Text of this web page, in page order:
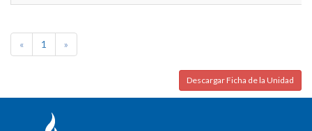
« 1 »
Descargar Ficha de la Unidad